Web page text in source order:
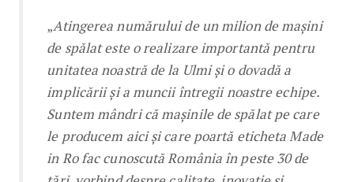
„Atingerea numărului de un milion de mașini
de spălat este o realizare importantă pentru
unitatea noastră de la Ulmi și o dovadă a
implicării și a muncii întregii noastre echipe.
Suntem mândri că mașinile de spălat pe care
le producem aici și care poartă eticheta Made
in Ro fac cunoscută România în peste 30 de